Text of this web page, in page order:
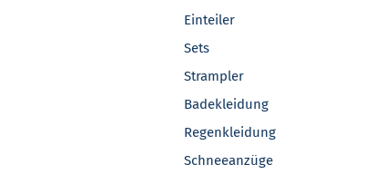
Einteiler
Sets
Strampler
Badekleidung
Regenkleidung
Schneeanzüge